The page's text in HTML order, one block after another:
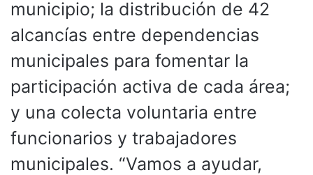
municipio; la distribución de 42
alcancías entre dependencias
municipales para fomentar la
participación activa de cada área;
y una colecta voluntaria entre
funcionarios y trabajadores
municipales. “Vamos a ayudar,